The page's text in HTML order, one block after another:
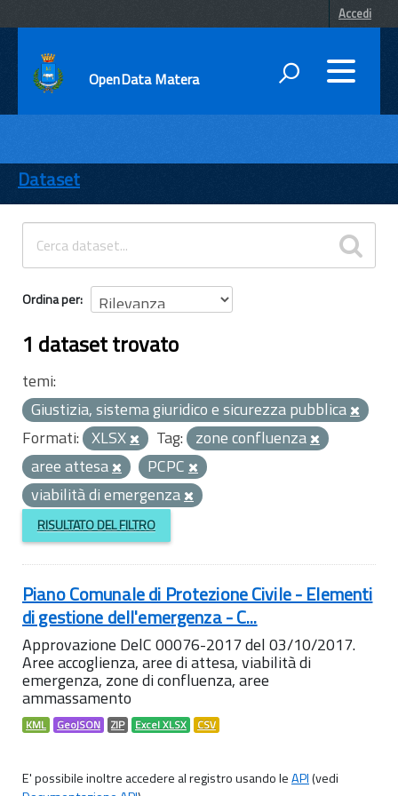
Accedi
OpenData Matera
ENTI
TEMI
INFORMAZIONI
Dataset
Ordina per
1 dataset trovato
temi:
Giustizia, sistema giuridico e sicurezza pubblica
Formati: XLSX Tag: zone confluenza
aree attesa
PCPC
viabilità di emergenza
RISULTATO DEL FILTRO
Piano Comunale di Protezione Civile - Elementi
di gestione dell'emergenza - C...
Approvazione DelC 00076-2017 del 03/10/2017.
Aree accoglienza, aree di attesa, viabilità di
emergenza, zone di confluenza, aree
ammassamento
KML GeoJSON ZIP Excel XLSX CSV
E' possibile inoltre accedere al registro usando leAPI(vedi